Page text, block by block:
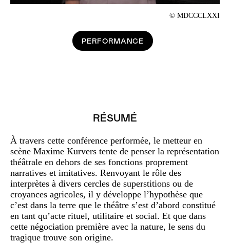
© MDCCCLXXI
PERFORMANCE
RÉSUMÉ
À travers cette conférence performée, le metteur en
scène Maxime Kurvers tente de penser la représentation
théâtrale en dehors de ses fonctions proprement
narratives et imitatives. Renvoyant le rôle des
interprètes à divers cercles de superstitions ou de
croyances agricoles, il y développe l’hypothèse que
c’est dans la terre que le théâtre s’est d’abord constitué
en tant qu’acte rituel, utilitaire et social. Et que dans
cette négociation première avec la nature, le sens du
tragique trouve son origine.